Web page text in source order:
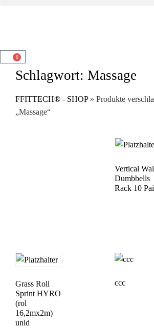
0
Schlagwort: Massage
FFITTECH® - SHOP» Produkte
„Massage“
Vertical
Dumbbells
Rack 10
Grass Roll
Sprint HYRO
(rol
16,2mx2m)
unid
ccc